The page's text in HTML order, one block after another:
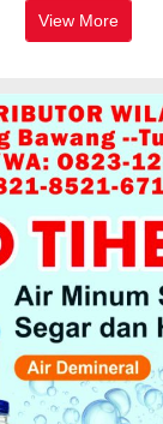
View More